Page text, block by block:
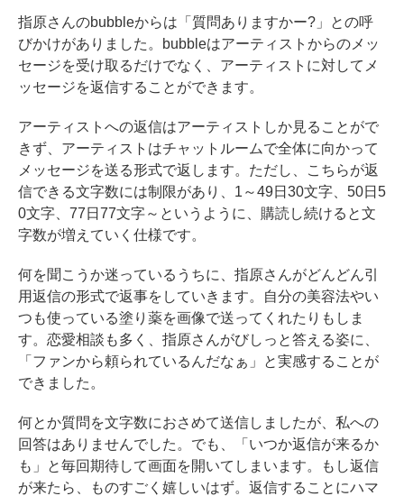
指原さんのbubbleからは「質問ありますかー?」との呼
びかけがありました。bubbleはアーティストからのメッ
セージを受け取るだけでなく、アーティストに対してメ
ッセージを返信することができます。
アーティストへの返信はアーティストしか見ることがで
きず、アーティストはチャットルームで全体に向かって
メッセージを送る形式で返します。ただし、こちらが返
信できる文字数には制限があり、1～49日30文字、50日5
0文字、77日77文字～というように、購読し続けると文
字数が増えていく仕様です。
何を聞こうか迷っているうちに、指原さんがどんどん引
用返信の形式で返事をしていきます。自分の美容法やい
つも使っている塗り薬を画像で送ってくれたりもしま
す。恋愛相談も多く、指原さんがびしっと答える姿に、
「ファンから頼られているんだなぁ」と実感することが
できました。
何とか質問を文字数におさめて送信しましたが、私への
回答はありませんでした。でも、「いつか返信が来るか
も」と毎回期待して画面を開いてしまいます。もし返信
が来たら、ものすごく嬉しいはず。返信することにハマ